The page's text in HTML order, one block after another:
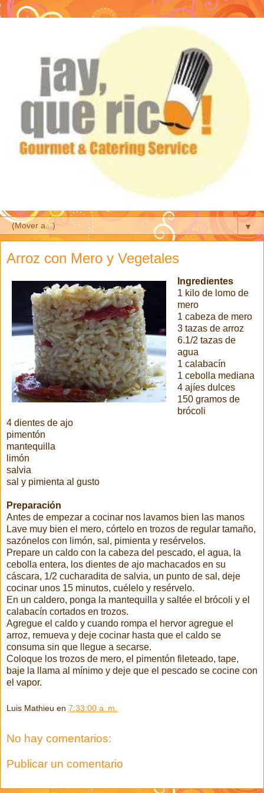
▼
Arroz con Mero y Vegetales
Ingredientes
1 kilo de lomo de
mero
1 cabeza de mero
3 tazas de arroz
6.1/2 tazas de
agua
1 calabacín
1 cebolla mediana
4 ajíes dulces
150 gramos de
brócoli
4 dientes de ajo
pimentón
mantequilla
limón
salvia
sal y pimienta al gusto
Preparación
Antes de empezar a cocinar nos lavamos bien las manos
Lave muy bien el mero, córtelo en trozos de regular tamaño,
sazónelos con limón, sal, pimienta y resérvelos.
Prepare un caldo con la cabeza del pescado, el agua, la
cebolla entera, los dientes de ajo machacados en su
cáscara, 1/2 cucharadita de salvia, un punto de sal, deje
cocinar unos 15 minutos, cuélelo y resérvelo.
En un caldero, ponga la mantequilla y saltée el brócoli y el
calabacín cortados en trozos.
Agregue el caldo y cuando rompa el hervor agregue el
arroz, remueva y deje cocinar hasta que el caldo se
consuma sin que llegue a secarse.
Coloque los trozos de mero, el pimentón fileteado, tape,
baje la llama al mínimo y deje que el pescado se cocine con
el vapor.
Luis Mathieu en 7:33:00 a. m.
No hay comentarios:
Publicar un comentario